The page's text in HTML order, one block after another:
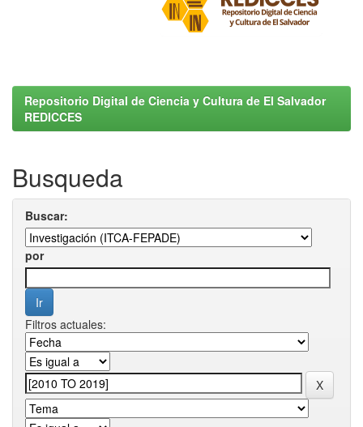
Repositorio Digital de Ciencia y Cultura de El Salvador
REDICCES
Busqueda
Buscar:
por
Filtros actuales: